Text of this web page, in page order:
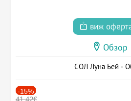
виж
Обзор
СОЛ Луна Бей -
-15%
41.42€